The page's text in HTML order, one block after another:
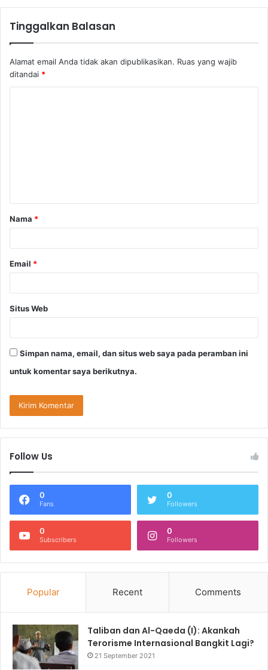
Tinggalkan Balasan
Alamat email Anda tidak akan dipublikasikan. Ruas yang wajib
ditandai *
a
r
Nama *
Email *
Situs Web
Simpan nama, email, dan situs web saya pada peramban ini
untuk komentar saya berikutnya.
Follow Us
0
Fans
0
Followers
0
Subscribers
0
Followers
Popular Recent Comments
Taliban dan Al-Qaeda (I): Akankah
Terorisme Internasional Bangkit Lagi?
21 September 2021